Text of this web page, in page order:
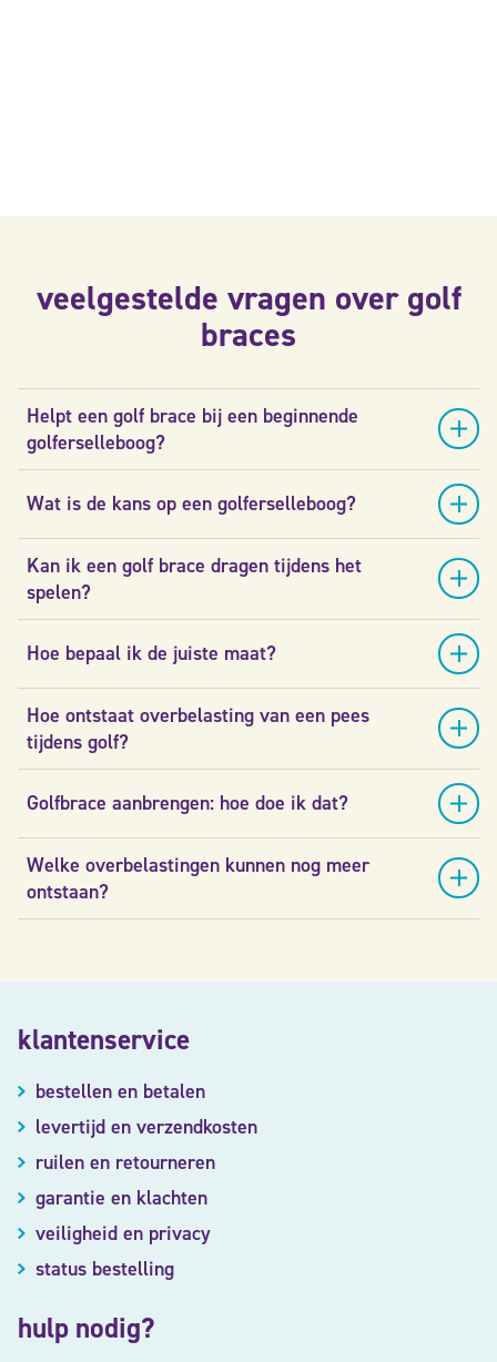
veelgestelde vragen over golf
braces
Helpt een golf brace bij een beginnende
golferselleboog?
Wat is de kans op een golferselleboog?
Kan ik een golf brace dragen tijdens het
spelen?
Hoe bepaal ik de juiste maat?
Hoe ontstaat overbelasting van een pees
tijdens golf?
Golfbrace aanbrengen: hoe doe ik dat?
Welke overbelastingen kunnen nog meer
ontstaan?
klantenservice
bestellen en betalen
levertijd en verzendkosten
ruilen en retourneren
garantie en klachten
veiligheid en privacy
status bestelling
hulp nodig?